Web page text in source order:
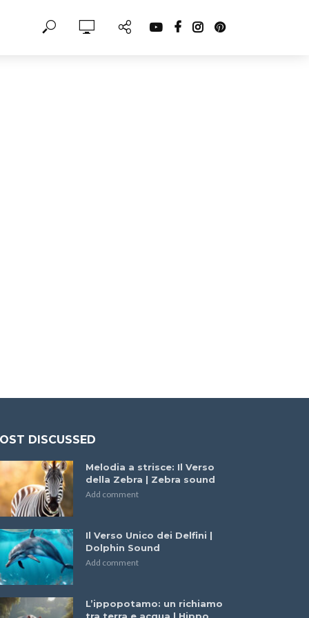
DISCUSSED
Melodia a strisce: Il Verso
della Zebra | Zebra sound
Add comment
Il Verso Unico dei Delfini |
Dolphin Sound
Add comment
L’ippopotamo: un richiamo